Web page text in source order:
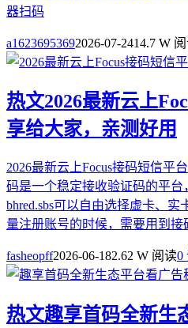
器扫码
a16236953692026-07-2414.7 W
热文2026最新云上
享给大家，亲测好用
2026最新云上Focus接码短信平
码是一个稳定接收验证码的平台
bhred.sbs可以自由选择虚卡、
量注册账号的时候，需要用到接
fasheopff2026-06-182.62 W 阅读0
热文趣享首码全新生